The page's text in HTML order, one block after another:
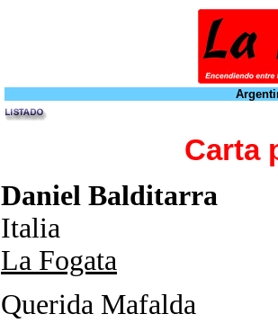
Carta
Daniel Balditarra
Italia
La Fogata
Querida Mafalda